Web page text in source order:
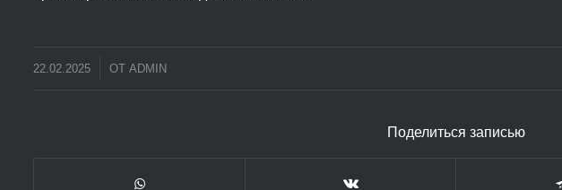
22.02.2025 ОТ ADMIN
Поделиться записью